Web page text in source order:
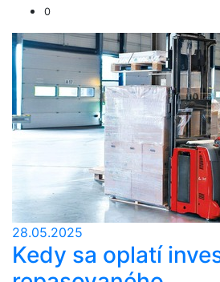
0
28.05.2025
Kedy sa oplatí